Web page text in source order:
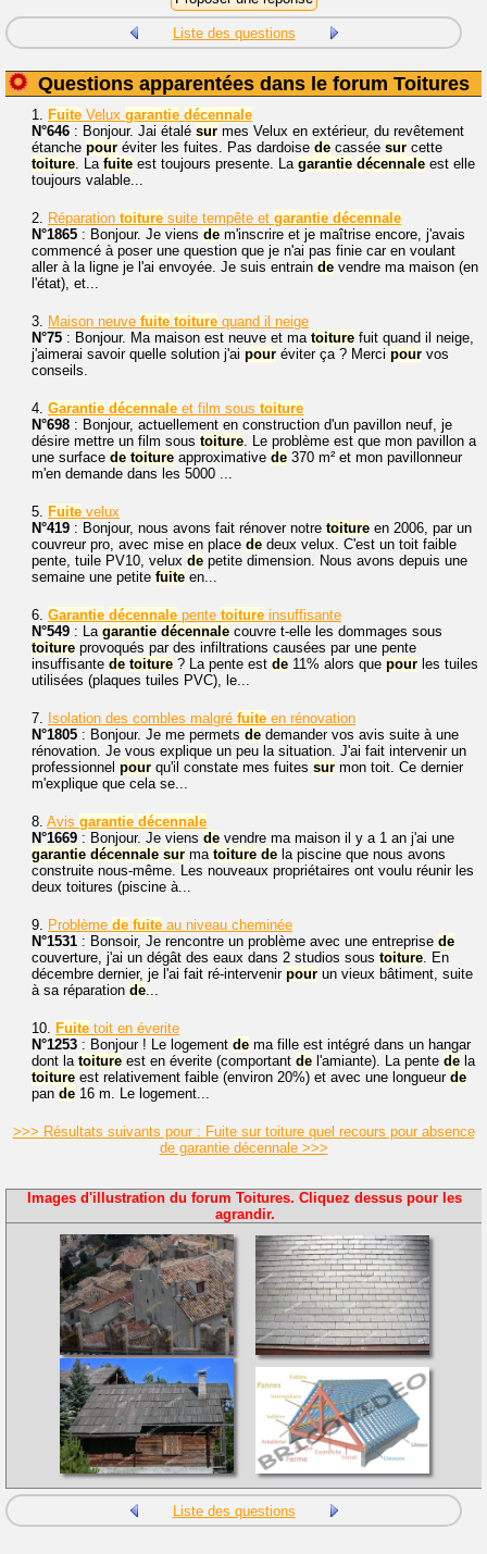
Liste des questions
Questions apparentées dans le forum Toitures
1. Fuite Velux garantie décennale
N°646 : Bonjour. Jai étalé sur mes Velux en extérieur, du revêtement
étanche pour éviter les fuites. Pas dardoise de cassée sur cette
toiture. La fuite est toujours presente. La garantie décennale est elle
toujours valable...
2. Réparation toiture suite tempête et garantie décennale
N°1865 : Bonjour. Je viens de m'inscrire et je maîtrise encore, j'avais
commencé à poser une question que je n'ai pas finie car en voulant
aller à la ligne je l'ai envoyée. Je suis entrain de vendre ma maison (en
l'état), et...
3. Maison neuve fuite toiture quand il neige
N°75 : Bonjour. Ma maison est neuve et ma toiture fuit quand il neige,
j'aimerai savoir quelle solution j'ai pour éviter ça ? Merci pour vos
conseils.
4. Garantie décennale et film sous toiture
N°698 : Bonjour, actuellement en construction d'un pavillon neuf, je
désire mettre un film sous toiture. Le problème est que mon pavillon a
une surface de toiture approximative de 370 m² et mon pavillonneur
m'en demande dans les 5000 ...
5. Fuite velux
N°419 : Bonjour, nous avons fait rénover notre toiture en 2006, par un
couvreur pro, avec mise en place de deux velux. C'est un toit faible
pente, tuile PV10, velux de petite dimension. Nous avons depuis une
semaine une petite fuite en...
6. Garantie décennale pente toiture insuffisante
N°549 : La garantie décennale couvre t-elle les dommages sous
toiture provoqués par des infiltrations causées par une pente
insuffisante de toiture ? La pente est de 11% alors que pour les tuiles
utilisées (plaques tuiles PVC), le...
7. Isolation des combles malgré fuite en rénovation
N°1805 : Bonjour. Je me permets de demander vos avis suite à une
rénovation. Je vous explique un peu la situation. J'ai fait intervenir un
professionnel pour qu'il constate mes fuites sur mon toit. Ce dernier
m'explique que cela se...
8. Avis garantie décennale
N°1669 : Bonjour. Je viens de vendre ma maison il y a 1 an j'ai une
garantie décennale sur ma toiture de la piscine que nous avons
construite nous-même. Les nouveaux propriétaires ont voulu réunir les
deux toitures (piscine à...
9. Problème de fuite au niveau cheminée
N°1531 : Bonsoir, Je rencontre un problème avec une entreprise de
couverture, j'ai un dégât des eaux dans 2 studios sous toiture. En
décembre dernier, je l'ai fait ré-intervenir pour un vieux bâtiment, suite
à sa réparation de...
10. Fuite toit en éverite
N°1253 : Bonjour ! Le logement de ma fille est intégré dans un hangar
dont la toiture est en éverite (comportant de l'amiante). La pente de la
toiture est relativement faible (environ 20%) et avec une longueur de
pan de 16 m. Le logement...
>>> Résultats suivants pour : Fuite sur toiture quel recours pour absence
de garantie décennale >>>
Images d'illustration du forum Toitures. Cliquez dessus pour les
agrandir.
Liste des questions